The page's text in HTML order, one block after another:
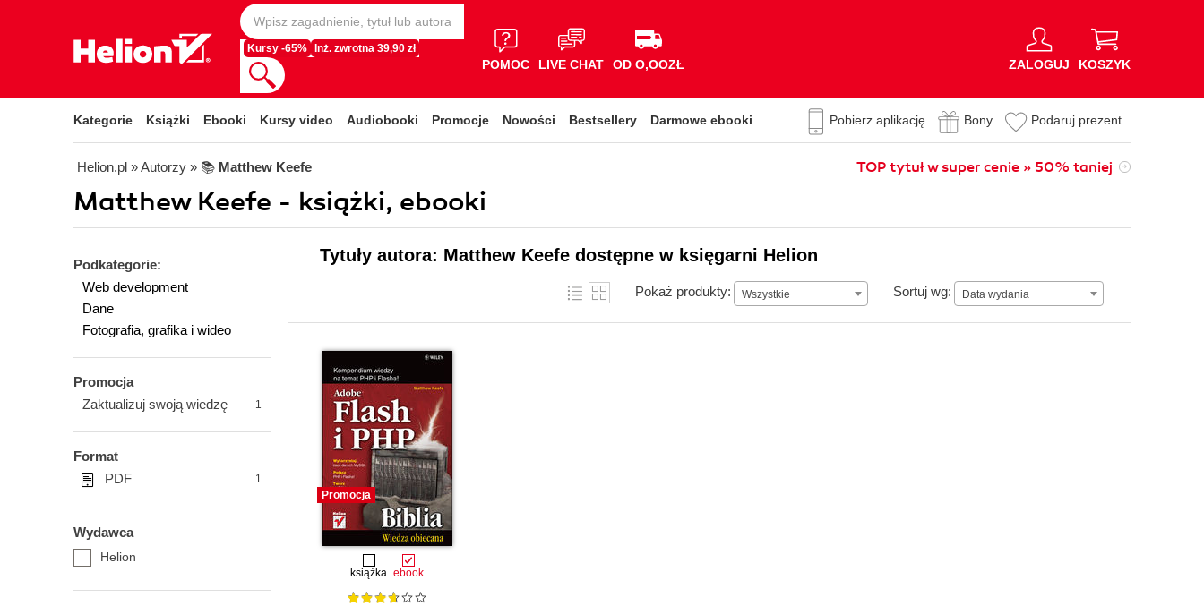
Kursy -65% Inż. zwrotna 39,90 zł
POMOC LIVE CHAT OD O,OOZŁ ZALOGUJ KOSZYK
Kategorie Książki Ebooki Kursy video Audiobooki Promocje Nowości Bestsellery Darmowe ebooki Pobierz aplikację Bony Podaruj prezent
Helion.pl » Autorzy » 📚 Matthew Keefe TOP tytuł w super cenie » 50% taniej
Matthew Keefe - książki, ebooki
Podkategorie:
Web development
Dane
Fotografia, grafika i wideo
Promocja
Zaktualizuj swoją wiedzę
1
Format
PDF
1
Wydawca
Helion
Tytuły autora: Matthew Keefe dostępne w księgarni Helion
Pokaż produkty: Wszystkie Sortuj wg: Data wydania
Data wydania
Promocja
książka ebook